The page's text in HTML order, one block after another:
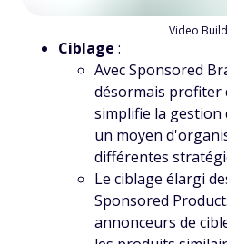
Video
Ciblage :
Avec Sponsored
désormais profiter
simplifie la gestion
un moyen
différentes
Le ciblage élargi
Sponsored
annonceurs de